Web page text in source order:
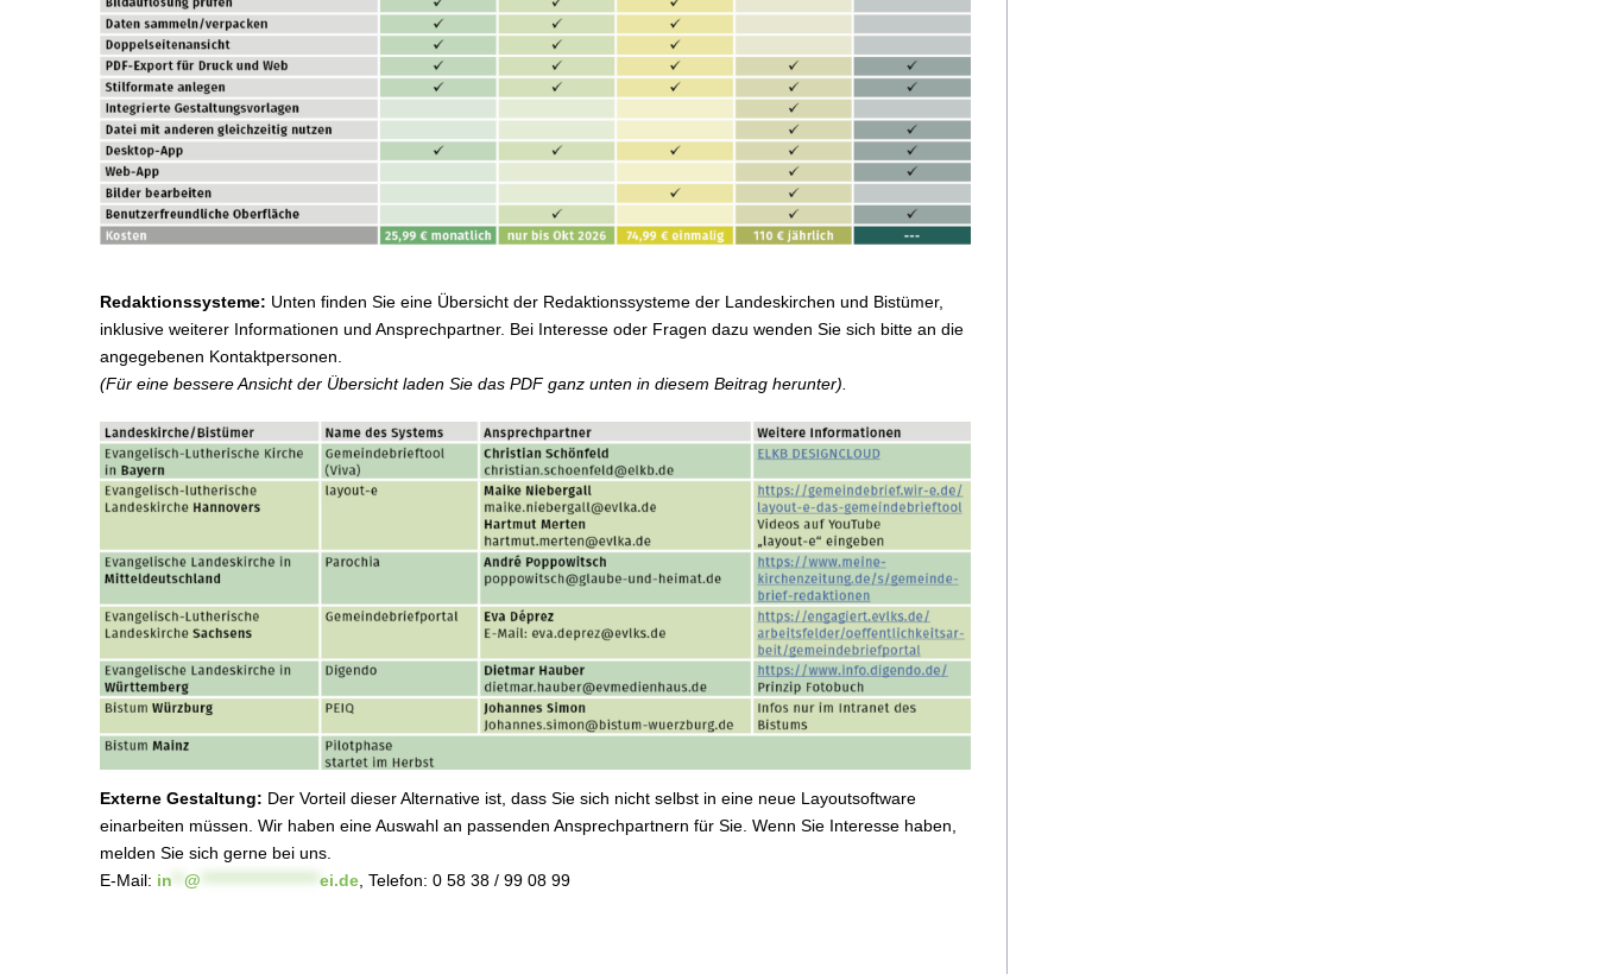
Redaktionssysteme: Unten finden Sie eine Übersicht der Redaktionssysteme der Landeskirchen und Bistümer,
inklusive weiterer Informationen und Ansprechpartner. Bei Interesse oder Fragen dazu wenden Sie sich bitte an die
angegebenen Kontaktpersonen.
(Für eine bessere Ansicht der Übersicht laden Sie das PDF ganz unten in diesem Beitrag herunter).
Externe Gestaltung: Der Vorteil dieser Alternative ist, dass Sie sich nicht selbst in eine neue Layoutsoftware
einarbeiten müssen. Wir haben eine Auswahl an passenden Ansprechpartnern für Sie. Wenn Sie Interesse haben,
melden Sie sich gerne bei uns.
E-Mail: in @ ******************** ei.de, Telefon: 0 58 38 / 99 08 99